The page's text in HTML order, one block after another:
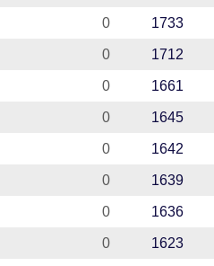
0 1733
0 1712
0 1661
0 1645
0 1642
0 1639
0 1636
0 1623